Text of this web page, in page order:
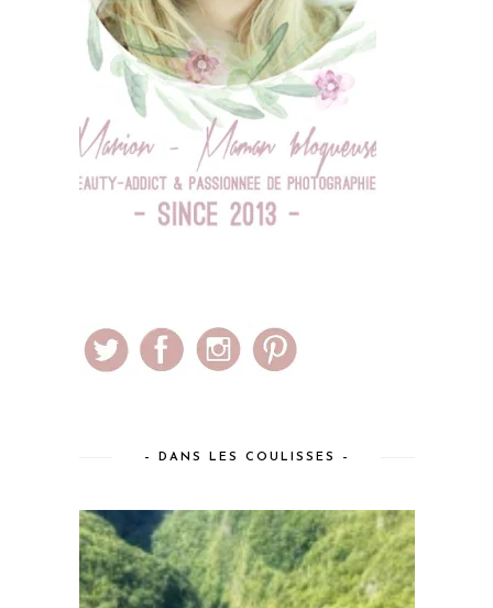
– DANS LES COULISSES –